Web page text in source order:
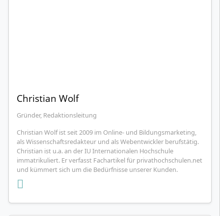
Christian Wolf
Gründer, Redaktionsleitung
Christian Wolf ist seit 2009 im Online- und Bildungsmarketing,
als Wissenschaftsredakteur und als Webentwickler berufstätig.
Christian ist u.a. an der IU Internationalen Hochschule
immatrikuliert. Er verfasst Fachartikel für privathochschulen.net
und kümmert sich um die Bedürfnisse unserer Kunden.